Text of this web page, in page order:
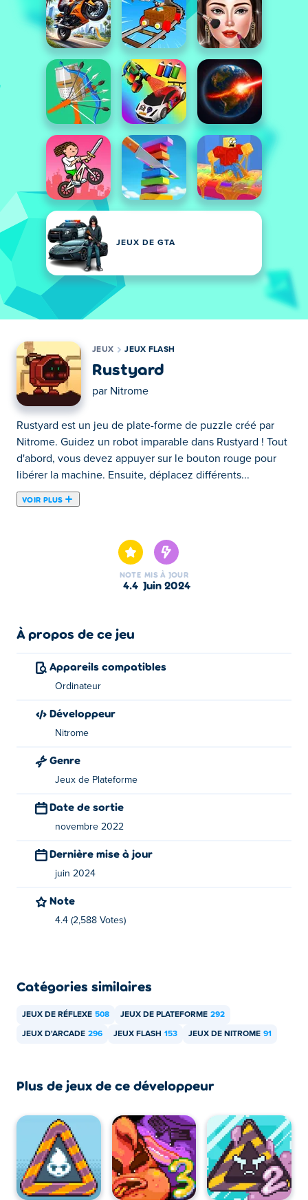
JEUX DE GTA
JEUX JEUX FLASH
Rustyard
par Nitrome
Rustyard est un jeu de plate-forme de puzzle créé par
Nitrome. Guidez un robot imparable dans Rustyard ! Tout
d'abord, vous devez appuyer sur le bouton rouge pour
libérer la machine. Ensuite, déplacez différents...
VOIR PLUS
d'abord, vous devez appuyer sur le bouton rouge pour
libérer la machine. Ensuite, déplacez différents objets
hors de la trajectoire du robot. Vous pouvez soulever et
Comment jouer:
Les commandes sont expliquées dans le jeu
Ce jeu a été créé par Nitrome en tant que jeu flash, puis
autres jeux flash de Nitrome sur Poki:
Avalanche,Cave Chaos 2
Bad Ice-Cream 2,Bad Ice-Cream 3
,Twin Shot,Test Subject Green
NOTE
4.4
MIS À JOUR
juin 2024
À propos de ce jeu
Appareils compatibles
Ordinateur
Développeur
Nitrome
Genre
Jeux de Plateforme
Date de sortie
novembre 2022
Dernière mise à jour
juin 2024
Note
4.4 (2,588 Votes)
Catégories similaires
JEUX DE RÉFLEXE 508 JEUX DE PLATEFORME 292
JEUX D'ARCADE 296 JEUX FLASH 153 JEUX DE NITROME 91
Plus de jeux de ce développeur